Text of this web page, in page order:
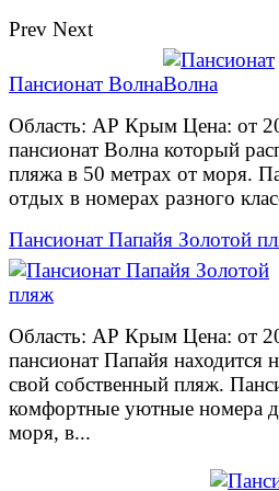
Prev Next
Пансионат Волна
Область: АР Крым Цена: от
пансионат Волна который
пляжа в 50 метрах от моря.
отдых в номерах разного
Пансионат Папайя Золотой
Область: АР Крым Цена: от
пансионат Папайя находится
свой собственный пляж.
комфортные уютные номера
моря, в...